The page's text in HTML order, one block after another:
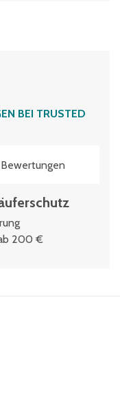
BEI TRUSTED
200 €